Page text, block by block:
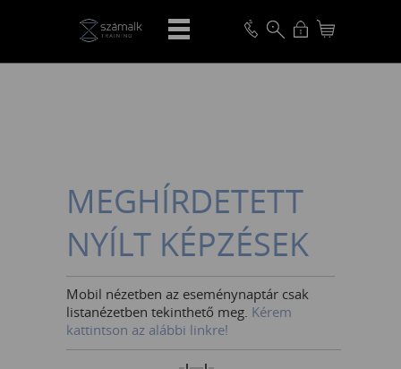
VISSZA
MEGHÍRDETETT
NYÍLT KÉPZÉSEK
Mobil nézetben az eseménynaptár csak
listanézetben tekinthető meg. Kérem
kattintson az alábbi linkre!